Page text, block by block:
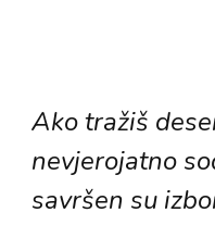
Ako tražiš
nevjerojatno
savršen su